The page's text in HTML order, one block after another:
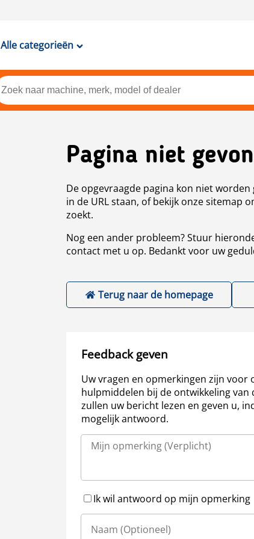
Alle categorieën
Pagina niet
De opgevraagde pagina kon niet
in de URL staan, of bekijk onze sitemap
zoekt.
Nog een ander probleem? Stuur
contact met u op. Bedankt voor uw
Terug naar de homepage
Feedback geven
Uw vragen en opmerkingen zijn voor
hulpmiddelen bij de ontwikkeling van
zullen uw bericht lezen en geven u,
mogelijk antwoord.
Ik wil antwoord op mijn opmerking